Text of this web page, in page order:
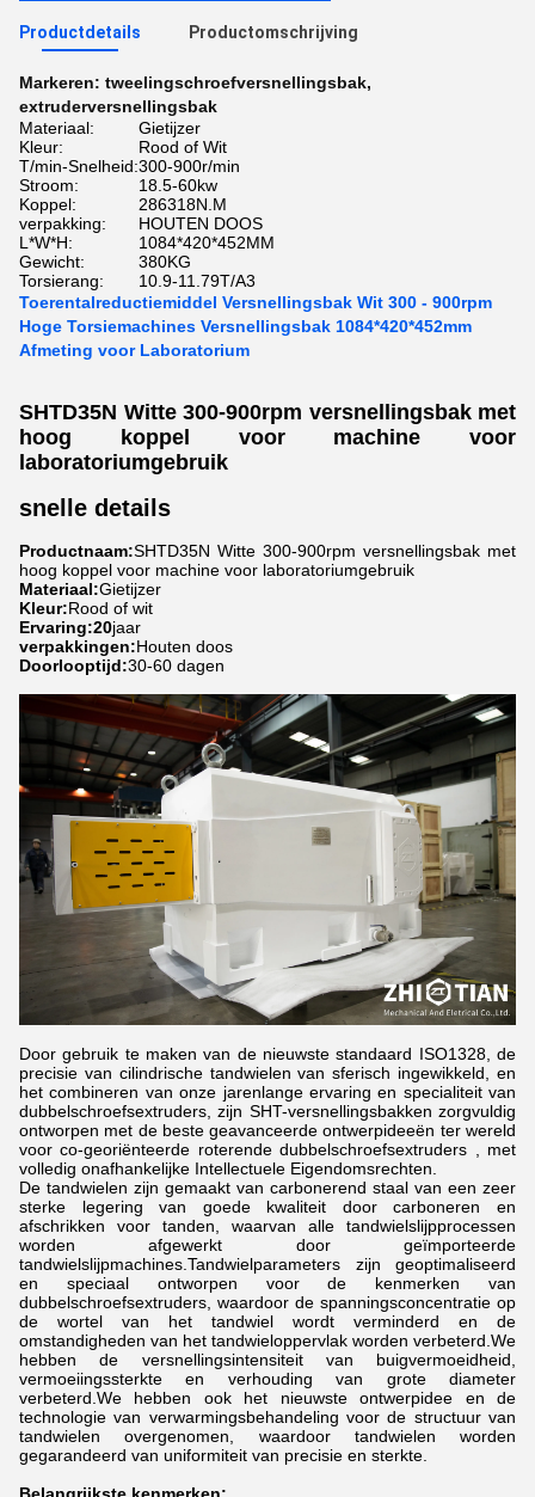
Productdetails Productomschrijving
Markeren: tweelingschroefversnellingsbak,
extruderversnellingsbak
Materiaal:
Gietijzer
Kleur:
Rood of Wit
T/min-Snelheid:300-900r/min
Stroom:
18.5-60kw
Koppel:
286318N.M
verpakking:
HOUTEN DOOS
L*W*H:
1084*420*452MM
Gewicht:
380KG
Torsierang:
10.9-11.79T/A3
Toerentalreductiemiddel Versnellingsbak Wit 300 - 900rpm
Hoge Torsiemachines Versnellingsbak 1084*420*452mm
Afmeting voor Laboratorium
SHTD35N Witte 300-900rpm versnellingsbak met
hoog koppel voor machine voor
laboratoriumgebruik
snelle details
Productnaam:SHTD35N Witte 300-900rpm versnellingsbak met
hoog koppel voor machine voor laboratoriumgebruik
Materiaal:Gietijzer
Kleur:Rood of wit
Ervaring:20jaar
verpakkingen:Houten doos
Doorlooptijd:30-60 dagen
Door gebruik te maken van de nieuwste standaard ISO1328, de
precisie van cilindrische tandwielen van sferisch ingewikkeld, en
het combineren van onze jarenlange ervaring en specialiteit van
dubbelschroefsextruders, zijn SHT-versnellingsbakken zorgvuldig
ontworpen met de beste geavanceerde ontwerpideeën ter wereld
voor co-georiënteerde roterende dubbelschroefsextruders , met
volledig onafhankelijke Intellectuele Eigendomsrechten.
De tandwielen zijn gemaakt van carbonerend staal van een zeer
sterke legering van goede kwaliteit door carboneren en
afschrikken voor tanden, waarvan alle tandwielslijpprocessen
worden afgewerkt door geïmporteerde
tandwielslijpmachines.Tandwielparameters zijn geoptimaliseerd
en speciaal ontworpen voor de kenmerken van
dubbelschroefsextruders, waardoor de spanningsconcentratie op
de wortel van het tandwiel wordt verminderd en de
omstandigheden van het tandwieloppervlak worden verbeterd.We
hebben de versnellingsintensiteit van buigvermoeidheid,
vermoeiingssterkte en verhouding van grote diameter
verbeterd.We hebben ook het nieuwste ontwerpidee en de
technologie van verwarmingsbehandeling voor de structuur van
tandwielen overgenomen, waardoor tandwielen worden
gegarandeerd van uniformiteit van precisie en sterkte.